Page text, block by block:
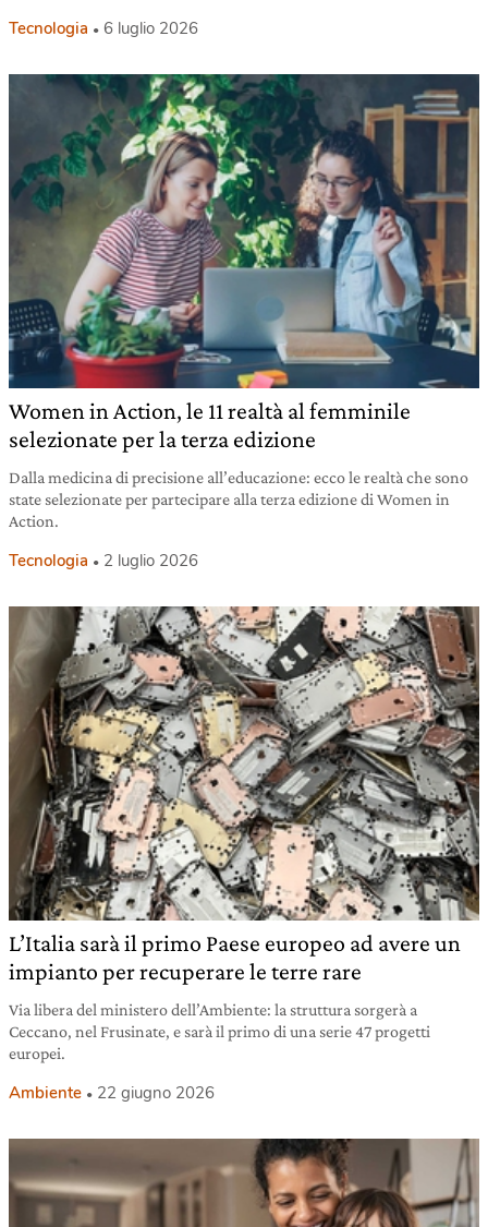
Tecnologia 6 luglio 2026
Women in Action, le 11 realtà al femminile
selezionate per la terza edizione
Dalla medicina di precisione all’educazione: ecco le realtà che sono
state selezionate per partecipare alla terza edizione di Women in
Action.
Tecnologia 2 luglio 2026
L’Italia sarà il primo Paese europeo ad avere un
impianto per recuperare le terre rare
Via libera del ministero dell’Ambiente: la struttura sorgerà a
Ceccano, nel Frusinate, e sarà il primo di una serie 47 progetti
europei.
Ambiente 22 giugno 2026